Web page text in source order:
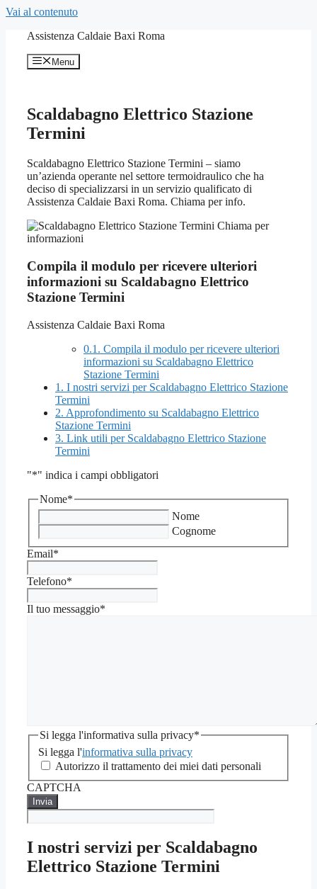
Vai al contenuto
Assistenza Caldaie Baxi Roma
Menu
Scaldabagno Elettrico Stazione
Termini
Scaldabagno Elettrico Stazione Termini – siamo
un’azienda operante nel settore termoidraulico che ha
deciso di specializzarsi in un servizio qualificato di
Assistenza Caldaie Baxi Roma. Chiama per info.
Compila il modulo per ricevere ulteriori
informazioni su Scaldabagno Elettrico
Stazione Termini
Assistenza Caldaie Baxi Roma
0.1. Compila il modulo per ricevere ulteriori
informazioni su Scaldabagno Elettrico
Stazione Termini
1. I nostri servizi per Scaldabagno Elettrico Stazione
Termini
2. Approfondimento su Scaldabagno Elettrico
Stazione Termini
3. Link utili per Scaldabagno Elettrico Stazione
Termini
"*" indica i campi obbligatori
Nome*
Nome
Cognome
Email*
Telefono*
Il tuo messaggio*
Si legga l'informativa sulla privacy*
Si legga l'informativa sulla privacy
Autorizzo il trattamento dei miei dati personali
CAPTCHA
I nostri servizi per Scaldabagno
Elettrico Stazione Termini